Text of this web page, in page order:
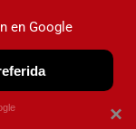
×
en Google